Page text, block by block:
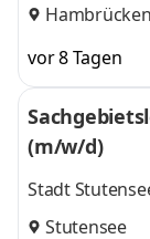
Hambrücken
vor 8 Tagen
(m/w/d)
Stadt
Stutensee